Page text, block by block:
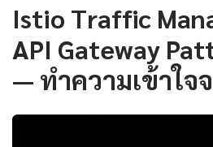
Istio Traffic
API Gateway
— ทำความเข้าใจ